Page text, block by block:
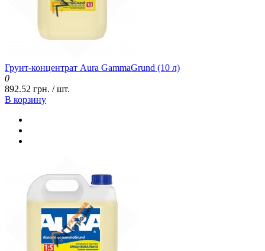
Грунт-концентрат Aura GammaGrund (10 л)
0
892.52 грн. / шт.
В корзину